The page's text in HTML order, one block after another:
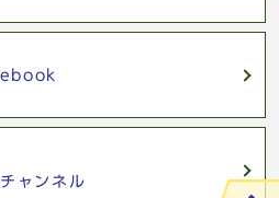
ャンネル